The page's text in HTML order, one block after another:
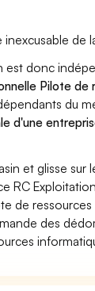
inexcusable de
est donc
Pilote de
du
d'une
et glisse
RC
de
des